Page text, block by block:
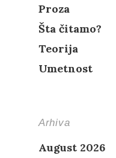
Proza
Šta čitamo?
Teorija
Umetnost
Arhiva
August 2026